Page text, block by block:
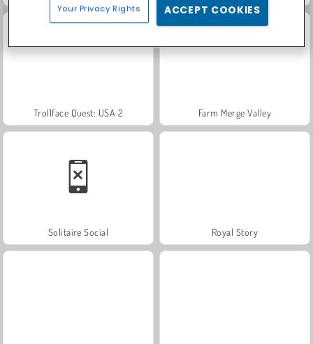
Trollface Quest: USA 2 Farm Merge Valley
Solitaire Social Royal Story
Your Privacy Rights ACCEPT COOKIES